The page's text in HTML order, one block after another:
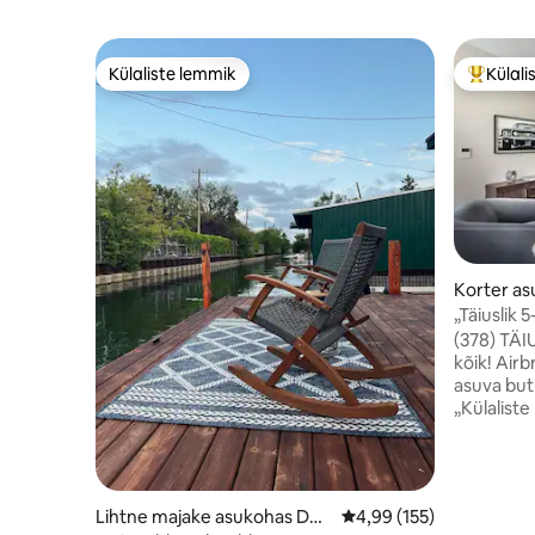
Külaliste lemmik
Külaliste lemmik
Lihtne majake asukohas Det
Keskmine hinnang
4,99 (155)
Korter
„Täiuslik
südames
(378)
kõik! Airbnb lisas hiljuti selle Brush Parkis
asuva
„Külaliste